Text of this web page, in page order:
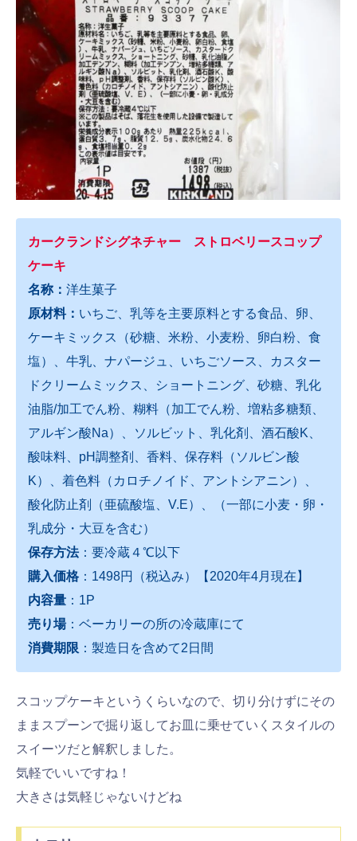
カークランドシグネチャー ストロベリースコップ
ケーキ
名称：洋生菓子
原材料： いちご、乳等を主要原料とする食品、卵、
ケーキミックス（砂糖、米粉、小麦粉、卵白粉、食
塩）、牛乳、ナパージュ、いちごソース、カスター
ドクリームミックス、ショートニング、砂糖、乳化
油脂/加工でん粉、糊料（加工でん粉、増粘多糖類、
アルギン酸Na）、ソルビット、乳化剤、酒石酸K、
酸味料、pH調整剤、香料、保存料（ソルビン酸
K）、着色料（カロチノイド、アントシアニン）、
酸化防止剤（亜硫酸塩、V.E）、（一部に小麦・卵・
乳成分・大豆を含む）
保存方法：要冷蔵４℃以下
購入価格 ：1498円（税込み）【2020年4月現在】
内容量 ：1P
売り場：ベーカリーの所の冷蔵庫にて
消費期限 ：製造日を含めて2日間
スコップケーキというくらいなので、切り分けずにその
ままスプーンで掘り返してお皿に乗せていくスタイルの
スイーツだと解釈しました。
気軽でいいですね！
大きさは気軽じゃないけどね